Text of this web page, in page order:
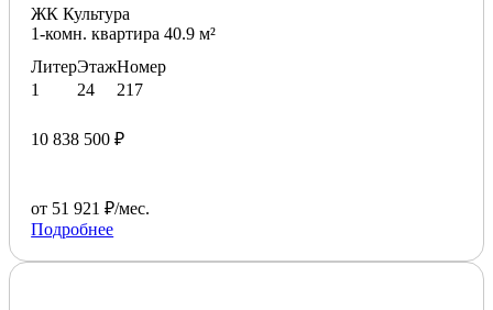
ЖК Культура
1-комн. квартира 40.9 м²
Литер
1
Этаж
24
Номер
217
10 838 500 ₽
от 51 921 ₽/мес.
Подробнее